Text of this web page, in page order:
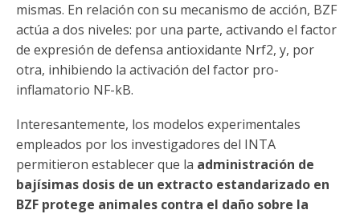
mismas. En relación con su mecanismo de acción, BZF
actúa a dos niveles: por una parte, activando el factor
de expresión de defensa antioxidante Nrf2, y, por
otra, inhibiendo la activación del factor pro-
inflamatorio NF-kB.
Interesantemente, los modelos experimentales
empleados por los investigadores del INTA
permitieron establecer que la administración de
bajísimas dosis de un extracto estandarizado en
BZF protege animales contra el daño sobre la